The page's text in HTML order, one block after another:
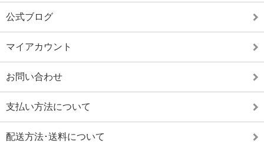
公式ブログ
マイアカウント
お問い合わせ
支払い方法について
配送方法･送料について